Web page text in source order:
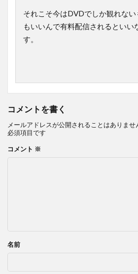
それこそ今はDVDでしか観れな
もいいんで有料配信されるといい
す。
コメントを書く
メールアドレスが公開されることはありませ
必須項目です
コメント ※
名前